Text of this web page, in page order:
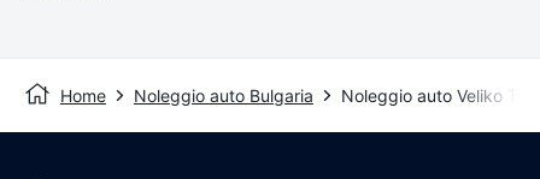
Home Noleggio auto Bulgaria Noleggio auto Veliko